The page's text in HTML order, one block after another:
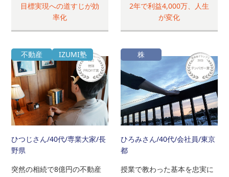
目標実現への道すじが効
率化
2年で利益4,000万、人生
が変化
不動産 IZUMI塾
ひつじさん/40代/専業大家/長
野県
突然の相続で8億円の不動産
株
ひろみさん/40代/会社員/東京
都
授業で教わった基本を忠実に